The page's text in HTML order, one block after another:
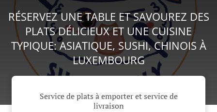
RÉSERVEZ UNE TABLE ET SAVOUREZ DES
PLATS DÉLICIEUX ET UNE CUISINE
TYPIQUE: ASIATIQUE, SUSHI, CHINOIS À
LUXEMBOURG
Service de plats à emporter et service de
livraison